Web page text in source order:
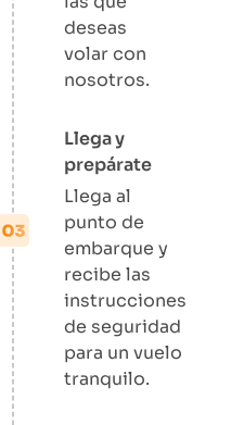
deseas
volar con
nosotros.
Llega y
prepárate
Llega al
punto de
embarque y
recibe las
instrucciones
de seguridad
para un vuelo
tranquilo.